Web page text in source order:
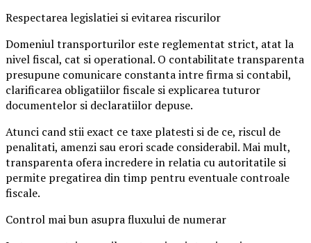
Respectarea legislatiei si evitarea riscurilor
Domeniul transporturilor este reglementat strict, atat la
nivel fiscal, cat si operational. O contabilitate transparenta
presupune comunicare constanta intre firma si contabil,
clarificarea obligatiilor fiscale si explicarea tuturor
documentelor si declaratiilor depuse.
Atunci cand stii exact ce taxe platesti si de ce, riscul de
penalitati, amenzi sau erori scade considerabil. Mai mult,
transparenta ofera incredere in relatia cu autoritatile si
permite pregatirea din timp pentru eventuale controale
fiscale.
Control mai bun asupra fluxului de numerar